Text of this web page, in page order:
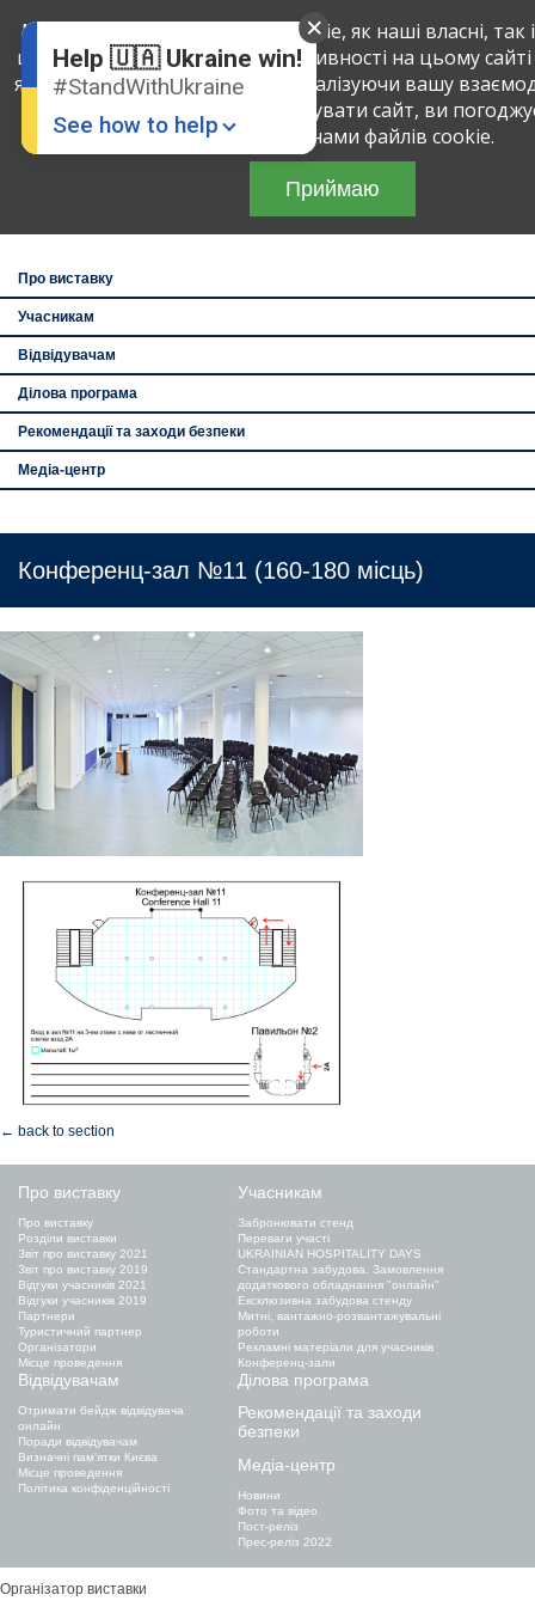
27 атуристична
«УКРАЇНА -
Туризм»
Про виставку
Учасникам
Відвідувачам
Ділова програма
Рекомендації та заходи безпеки
Медіа-центр
Конференц-зал №11 (160-180 місць)
← back to section
Про виставку
Про виставку
Розділи виставки
Звіт про виставку 2021
Звіт про виставку 2019
Відгуки учасників 2021
Відгуки учасників 2019
Партнери
Туристичний партнер
Організатори
Місце проведення
Учасникам
Забронювати стенд
Переваги участі
UKRAINIAN HOSPITALITY DAYS
Стандартна забудова. Замовлення
додаткового обладнання "онлайн"
Ексклюзивна забудова стенду
Митні, вантажно-розвантажувальні
роботи
Рекламні матеріали для учасників
Конференц-зали
Відвідувачам
Отримати бейдж відвідувача
онлайн
Поради відвідувачам
Визначні пам'ятки Києва
Місце проведення
Політика конфіденційності
Ділова програма
Рекомендації та заходи
безпеки
Медіа-центр
Новини
Фото та відео
Пост-реліз
Прес-реліз 2022
Організатор виставки
Help 🇺🇦 Ukraine win!
#StandWithUkraine
See how to help
Donate
Support Ukraine
❤
Share this widget
📌
Ми використовуємо файли cookie, як наші власні, так і
щоб визначити обсяг вашої активності на цьому
якість послуг, що надаються, аналізуючи вашу
Продовжуючи використовувати сайт, ви
використання нами файлів cookie.
Приймаю